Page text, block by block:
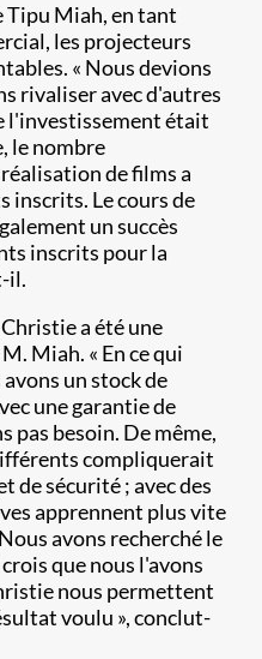
Miah, en tant
les projecteurs
« Nous devions
rivaliser avec d'autres
l'investissement était
le nombre
de films a
inscrits. Le cours de
un succès
inscrits pour la
il.
a été une
Miah. « En ce qui
un stock de
une garantie de
pas besoin. De même,
compliquerait
de sécurité ; avec des
apprennent plus vite
avons recherché le
que nous l'avons
nous permettent
voulu », conclut-